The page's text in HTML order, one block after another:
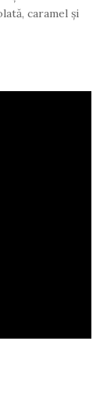
caramel și